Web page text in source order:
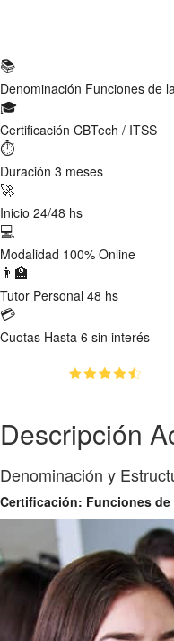
📚
Denominación Funciones de
🎓
Certificación CBTech / ITSS
⏱
Duración 3 meses
🚀
Inicio 24/48 hs
💻
Modalidad 100% Online
👨‍🏫
Tutor Personal 48 hs
💳
Cuotas Hasta 6 sin interés
Descripción
Denominación y
Certificación: Funciones de